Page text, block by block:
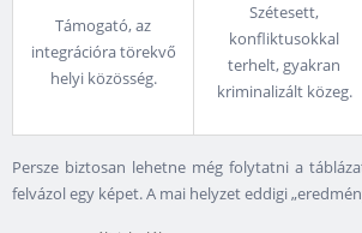
Támogató, az
integrációra törekvő
helyi közösség.
Szétesett,
konfliktusokkal
terhelt, gyakran
kriminalizált közeg.
Persze biztosan lehetne még folytatni a
felvázol egy képet. A mai helyzet eddigi